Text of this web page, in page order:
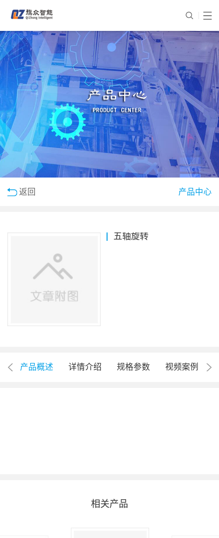
返回 产品中心
五轴旋转
产品概述 详情介绍 规格参数 视频案例
相关产品